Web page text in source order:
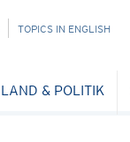
TOPICS IN ENGLISH
LAND & POLITIK